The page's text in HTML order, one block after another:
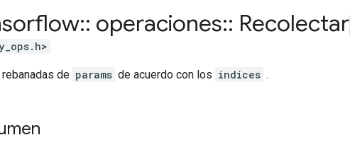
:: operaciones:: Recolectar
rebanadas de params de acuerdo con los indices .